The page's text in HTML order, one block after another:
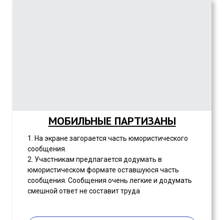
МОБИЛЬНЫЕ ПАРТИЗАНЫ
1. На экране загорается часть юмористического
сообщения.
2. Участникам предлагается додумать в
юмористическом формате оставшуюся часть
сообщения. Сообщения очень легкие и додумать
смешной ответ не составит труда